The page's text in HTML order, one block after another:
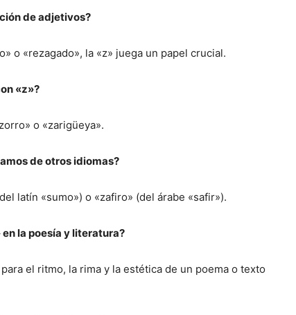
de adjetivos?
o «rezagado», la «z» juega un papel crucial.
«z»?
o «zarigüeya».
de otros idiomas?
latín «sumo») o «zafiro» (del árabe «safir»).
en la poesía y literatura?
el ritmo, la rima y la estética de un poema o texto